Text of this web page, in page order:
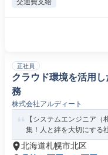
交通費支給
正社員
クラウド環境を活用
務
株式会社アルディート
【システムエンジニア
集！人と絆を大切にする
北海道札幌市北区